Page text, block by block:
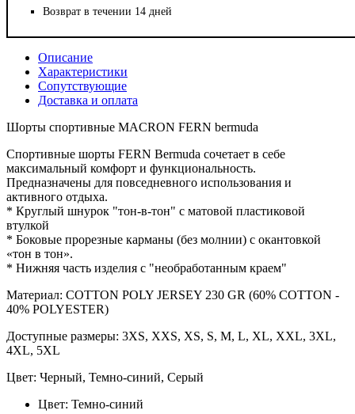
Возврат в течении 14 дней
Описание
Характеристики
Сопутствующие
Доставка и оплата
Шорты спортивные MACRON FERN bermuda
Спортивные шорты FERN Bermuda сочетает в себе
максимальный комфорт и функциональность.
Предназначены для повседневного использования и
активного отдыха.
* Круглый шнурок "тон-в-тон" с матовой пластиковой
втулкой
* Боковые прорезные карманы (без молнии) с окантовкой
«тон в тон».
* Нижняя часть изделия с "необработанным краем"
Материал: COTTON POLY JERSEY 230 GR (60% COTTON -
40% POLYESTER)
Доступные размеры: 3XS, XXS, XS, S, M, L, XL, XXL, 3XL,
4XL, 5XL
Цвет: Черный, Темно-синий, Серый
Цвет: Темно-синий